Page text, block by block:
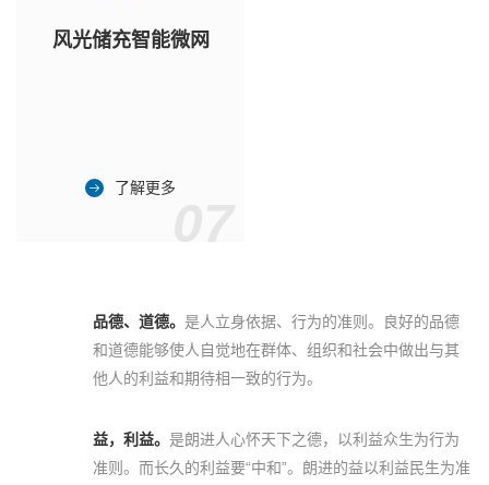
风光储充智能微网
了解更多
品德、道德。 是人立身依据、行为的准则。良好的品德
和道德能够使人自觉地在群体、组织和社会中做出与其
他人的利益和期待相一致的行为。
益，利益。 是朗进人心怀天下之德，以利益众生为行为
准则。而长久的利益要“中和”。朗进的益以利益民生为准